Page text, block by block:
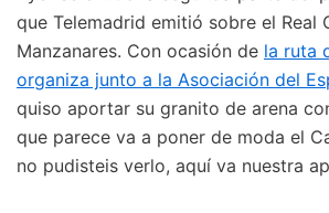
que Telemadrid emitió sobre el Real
Manzanares. Con ocasión de la ruta
organiza junto a la Asociación del
quiso aportar su granito de arena
que parece va a poner de moda el
no pudisteis verlo, aquí va nuestra